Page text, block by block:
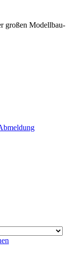
großen Modellbau-